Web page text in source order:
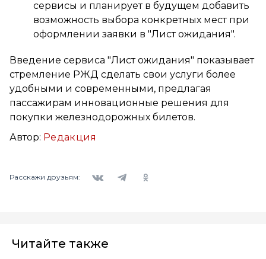
сервисы и планирует в будущем добавить
возможность выбора конкретных мест при
оформлении заявки в "Лист ожидания".
Введение сервиса "Лист ожидания" показывает
стремление РЖД сделать свои услуги более
удобными и современными, предлагая
пассажирам инновационные решения для
покупки железнодорожных билетов.
Автор: Редакция
Расскажи друзьям:
Читайте также